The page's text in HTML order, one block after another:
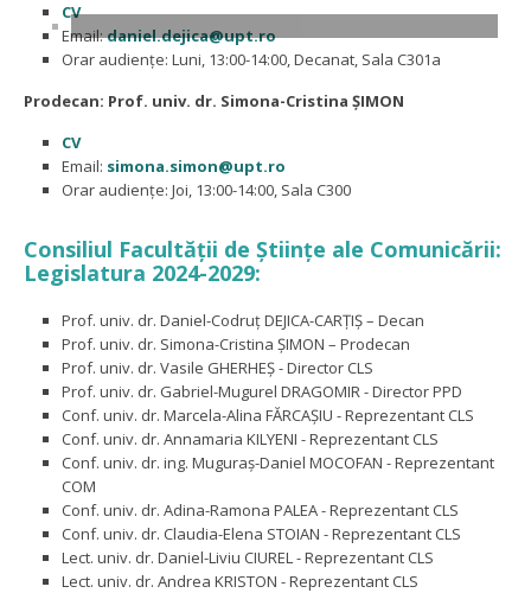
CV
Email:daniel.dejica@upt.ro
Orar audiențe: Luni, 13:00-14:00, Decanat, Sala C301a
Prodecan: Prof. univ. dr. Simona-Cristina ȘIMON
CV
Email: simona.simon@upt.ro
Orar audiențe: Joi, 13:00-14:00, Sala C300
Consiliul Facultății de Ştiinţe ale Comunicării:
Legislatura 2024-2029:
Prof. univ. dr. Daniel-Codruț DEJICA-CARȚIȘ – Decan
Prof. univ. dr. Simona-Cristina ȘIMON – Prodecan
Prof. univ. dr. Vasile GHERHEȘ - Director CLS
Prof. univ. dr. Gabriel-Mugurel DRAGOMIR - Director PPD
Conf. univ. dr. Marcela-Alina FĂRCAȘIU - Reprezentant CLS
Conf. univ. dr. Annamaria KILYENI - Reprezentant CLS
Conf. univ. dr. ing. Muguraș-Daniel MOCOFAN - Reprezentant
COM
Conf. univ. dr. Adina-Ramona PALEA - Reprezentant CLS
Conf. univ. dr. Claudia-Elena STOIAN - Reprezentant CLS
Lect. univ. dr. Daniel-Liviu CIUREL - Reprezentant CLS
Lect. univ. dr. Andrea KRISTON - Reprezentant CLS